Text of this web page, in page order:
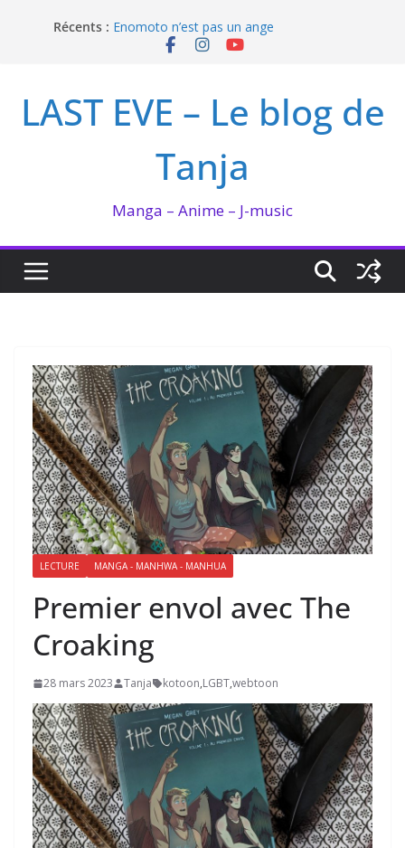
Récents : Enomoto n’est pas un ange
QUEEN BEE enflamme le Bataclan
I’m not in love de Zeniko Sumiya
LAST EVE – Le blog de
Tanja
Manga – Anime – J-music
LECTURE MANGA - MANHWA - MANHUA
Premier envol avec The
Croaking
28 mars 2023 Tanja kotoon,LGBT,webtoon